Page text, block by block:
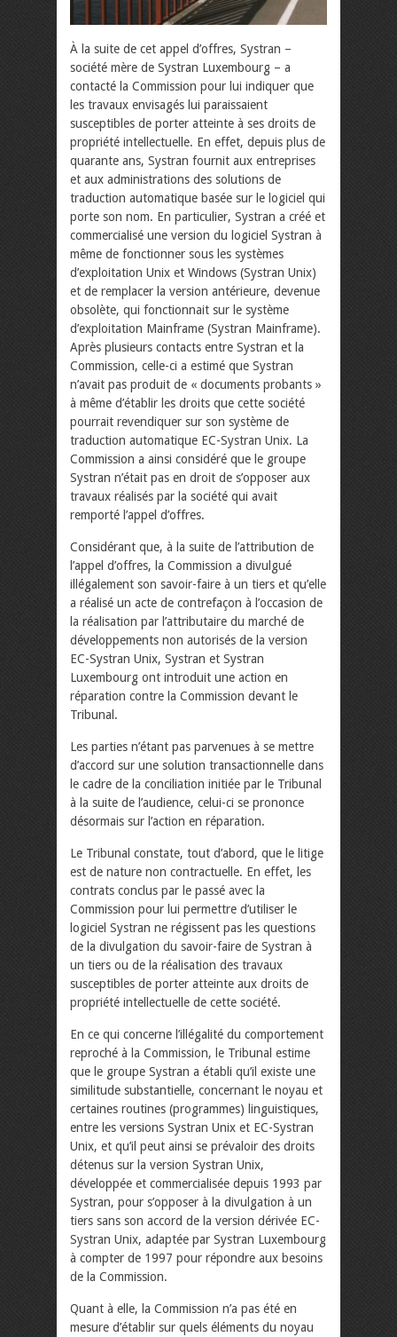
À la suite de cet appel d’offres, Systran –
société mère de Systran Luxembourg – a
contacté la Commission pour lui indiquer que
les travaux envisagés lui paraissaient
susceptibles de porter atteinte à ses droits de
propriété intellectuelle. En effet, depuis plus de
quarante ans, Systran fournit aux entreprises
et aux administrations des solutions de
traduction automatique basée sur le logiciel qui
porte son nom. En particulier, Systran a créé et
commercialisé une version du logiciel Systran à
même de fonctionner sous les systèmes
d’exploitation Unix et Windows (Systran Unix)
et de remplacer la version antérieure, devenue
obsolète, qui fonctionnait sur le système
d’exploitation Mainframe (Systran Mainframe).
Après plusieurs contacts entre Systran et la
Commission, celle-ci a estimé que Systran
n’avait pas produit de « documents probants »
à même d’établir les droits que cette société
pourrait revendiquer sur son système de
traduction automatique EC-Systran Unix. La
Commission a ainsi considéré que le groupe
Systran n’était pas en droit de s’opposer aux
travaux réalisés par la société qui avait
remporté l’appel d’offres.
Considérant que, à la suite de l’attribution de
l’appel d’offres, la Commission a divulgué
illégalement son savoir-faire à un tiers et qu’elle
a réalisé un acte de contrefaçon à l’occasion de
la réalisation par l’attributaire du marché de
développements non autorisés de la version
EC-Systran Unix, Systran et Systran
Luxembourg ont introduit une action en
réparation contre la Commission devant le
Tribunal.
Les parties n’étant pas parvenues à se mettre
d’accord sur une solution transactionnelle dans
le cadre de la conciliation initiée par le Tribunal
à la suite de l’audience, celui-ci se prononce
désormais sur l’action en réparation.
Le Tribunal constate, tout d’abord, que le litige
est de nature non contractuelle. En effet, les
contrats conclus par le passé avec la
Commission pour lui permettre d’utiliser le
logiciel Systran ne régissent pas les questions
de la divulgation du savoir-faire de Systran à
un tiers ou de la réalisation des travaux
susceptibles de porter atteinte aux droits de
propriété intellectuelle de cette société.
En ce qui concerne l’illégalité du comportement
reproché à la Commission, le Tribunal estime
que le groupe Systran a établi qu’il existe une
similitude substantielle, concernant le noyau et
certaines routines (programmes) linguistiques,
entre les versions Systran Unix et EC-Systran
Unix, et qu’il peut ainsi se prévaloir des droits
détenus sur la version Systran Unix,
développée et commercialisée depuis 1993 par
Systran, pour s’opposer à la divulgation à un
tiers sans son accord de la version dérivée EC-
Systran Unix, adaptée par Systran Luxembourg
à compter de 1997 pour répondre aux besoins
de la Commission.
Quant à elle, la Commission n’a pas été en
mesure d’établir sur quels éléments du noyau